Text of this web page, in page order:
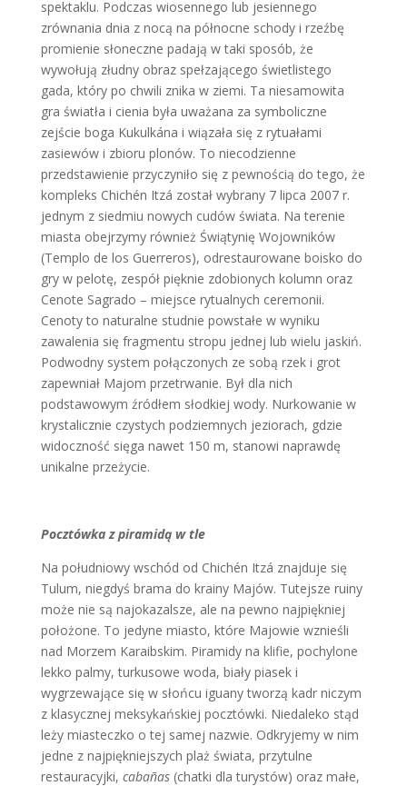
spektaklu. Podczas wiosennego lub jesiennego
zrównania dnia z nocą na północne schody i rzeźbę
promienie słoneczne padają w taki sposób, że
wywołują złudny obraz spełzającego świetlistego
gada, który po chwili znika w ziemi. Ta niesamowita
gra światła i cienia była uważana za symboliczne
zejście boga Kukulkána i wiązała się z rytuałami
zasiewów i zbioru plonów. To niecodzienne
przedstawienie przyczyniło się z pewnością do tego, że
kompleks Chichén Itzá został wybrany 7 lipca 2007 r.
jednym z siedmiu nowych cudów świata. Na terenie
miasta obejrzymy również Świątynię Wojowników
(Templo de los Guerreros), odrestaurowane boisko do
gry w pelotę, zespół pięknie zdobionych kolumn oraz
Cenote Sagrado – miejsce rytualnych ceremonii.
Cenoty to naturalne studnie powstałe w wyniku
zawalenia się fragmentu stropu jednej lub wielu jaskiń.
Podwodny system połączonych ze sobą rzek i grot
zapewniał Majom przetrwanie. Był dla nich
podstawowym źródłem słodkiej wody. Nurkowanie w
krystalicznie czystych podziemnych jeziorach, gdzie
widoczność sięga nawet 150 m, stanowi naprawdę
unikalne przeżycie.
Pocztówka z piramidą w tle
Na południowy wschód od Chichén Itzá znajduje się
Tulum, niegdyś brama do krainy Majów. Tutejsze ruiny
może nie są najokazalsze, ale na pewno najpiękniej
położone. To jedyne miasto, które Majowie wznieśli
nad Morzem Karaibskim. Piramidy na klifie, pochylone
lekko palmy, turkusowe woda, biały piasek i
wygrzewające się w słońcu iguany tworzą kadr niczym
z klasycznej meksykańskiej pocztówki. Niedaleko stąd
leży miasteczko o tej samej nazwie. Odkryjemy w nim
jedne z najpiękniejszych plaż świata, przytulne
restauracyjki, cabañas(chatki dla turystów) oraz małe,